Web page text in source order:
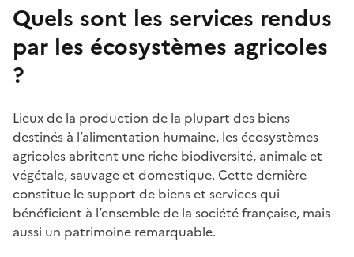
Quels sont les services rendus
par les écosystèmes agricoles
?
Lieux de la production de la plupart des biens
destinés à l’alimentation humaine, les écosystèmes
agricoles abritent une riche biodiversité, animale et
végétale, sauvage et domestique. Cette dernière
constitue le support de biens et services qui
bénéficient à l’ensemble de la société française, mais
aussi un patrimoine remarquable.